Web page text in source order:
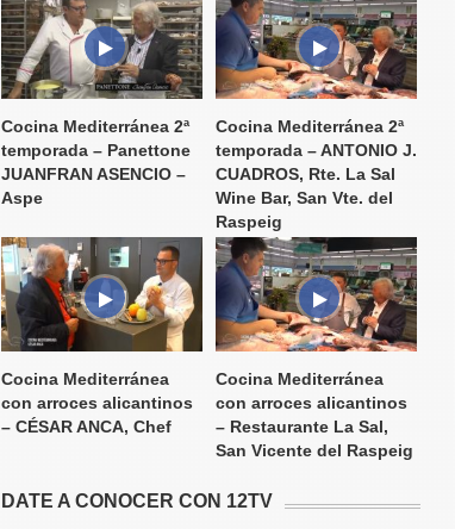
Cocina Mediterránea 2ª
temporada – Panettone
JUANFRAN ASENCIO –
Aspe
Cocina Mediterránea 2ª
temporada – ANTONIO J.
CUADROS, Rte. La Sal
Wine Bar, San Vte. del
Raspeig
Cocina Mediterránea
con arroces alicantinos
– CÉSAR ANCA, Chef
Cocina Mediterránea
con arroces alicantinos
– Restaurante La Sal,
San Vicente del Raspeig
DATE A CONOCER CON 12TV